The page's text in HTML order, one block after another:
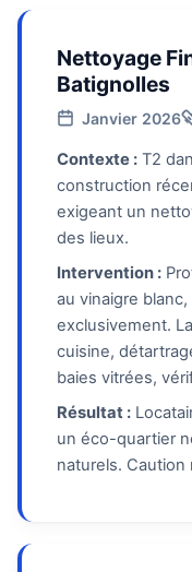
Nettoyage
Batignolles
Janvier 2026
Contexte : T2
construction
exigeant un
des lieux.
Intervention :
au vinaigre
exclusivement.
cuisine,
baies vitrées,
Résultat :
un éco-quartier
naturels. Caution